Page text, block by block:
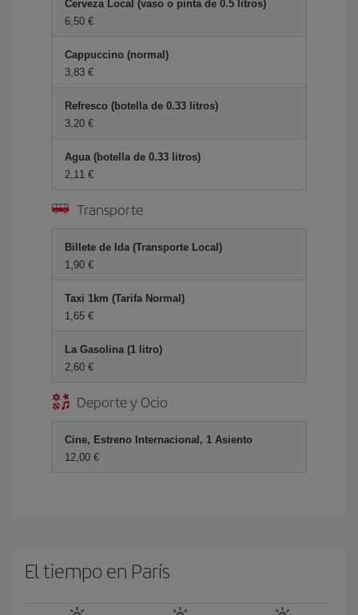
Cerveza Local (vaso o pinta de 0.5 litros)
6,50 €
Cappuccino (normal)
3,83 €
Refresco (botella de 0.33 litros)
3,20 €
Agua (botella de 0.33 litros)
2,11 €
Transporte
Billete de Ida (Transporte Local)
1,90 €
Taxi 1km (Tarifa Normal)
1,65 €
La Gasolina (1 litro)
2,60 €
Deporte y Ocio
Cine, Estreno Internacional, 1 Asiento
12,00 €
El tiempo en París